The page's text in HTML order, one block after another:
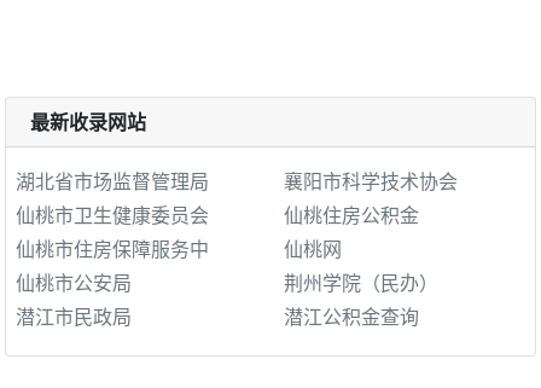
最新收录网站
湖北省市场监督管理局
襄阳市科学技术协会
仙桃市卫生健康委员会
仙桃住房公积金
仙桃市住房保障服务中
仙桃网
仙桃市公安局
荆州学院（民办）
潜江市民政局
潜江公积金查询